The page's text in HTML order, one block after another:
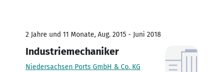
2 Jahre und 11 Monate, Aug. 2015 - Juni 2018
Industriemechaniker
Niedersachsen Ports GmbH & Co. KG